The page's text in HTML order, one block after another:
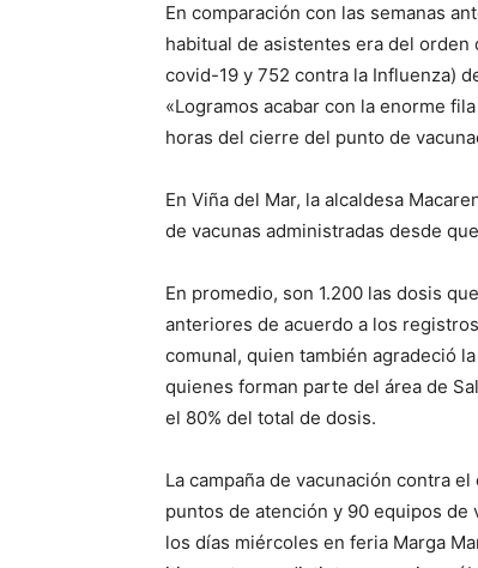
En comparación con las semanas
habitual de asistentes era del orden
covid-19 y 752 contra la Influenza)
«Logramos acabar con la enorme
horas del cierre del punto de
En Viña del Mar, la alcaldesa
de vacunas administradas desde
En promedio, son 1.200 las dosis
anteriores de acuerdo a los
comunal, quien también agradeció
quienes forman parte del área de
el 80% del total de dosis.
La campaña de vacunación contra
puntos de atención y 90 equipos
los días miércoles en feria Marga